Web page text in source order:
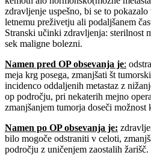
zdravljenje uspešno, bi se to
letnemu preživetju ali podaljšanem
Stranski učinki zdravljenja: sterilnost
sek maligne bolezni.
Namen pred OP obsevanja je:
meja krg posega, zmanjšati št
incidenco oddaljenih metastaz z
op področju, pri nekaterih mejno
zmanjšanjem tumorja doseči možnost
Namen po OP obsevanja je:
bilo mogoče odstraniti v celoti,
področju z uničenjem zaostalih žarišč.